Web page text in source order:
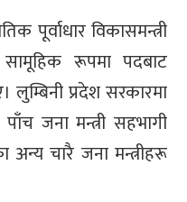
पूर्वाधार विकासमन्त्री
रूपमा पदबाट
लुम्बिनी प्रदेश सरकारमा
जना मन्त्री सहभागी
अन्य चारै जना मन्त्रीहरू